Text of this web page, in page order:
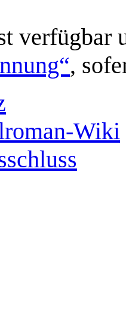
verfügbar
,
Wiki